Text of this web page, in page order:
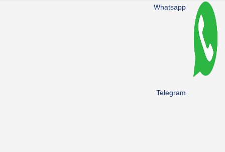
Whatsapp
Telegram